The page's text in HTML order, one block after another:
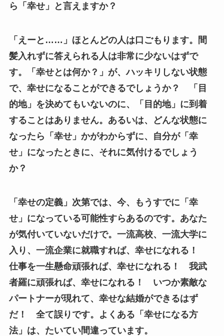
ら「幸せ」と言えますか？
「えーと……」ほとんどの人は口ごもります。間
髪入れずに答えられる人は非常に少ないはずで
す。「幸せとは何か？」が、ハッキリしない状態
で、幸せになることができるでしょうか？ 「目
的地」を決めてもいないのに、「目的地」に到着
することはありません。あるいは、どんな状態に
なったら「幸せ」かがわからずに、自分が「幸
せ」になったときに、それに気付けるでしょう
か？
「幸せの定義」次第では、今、もうすでに「幸
せ」になっている可能性すらあるのです。あなた
が気付いていないだけで。一流高校、一流大学に
入り、一流企業に就職すれば、幸せになれる！
仕事を一生懸命頑張れば、幸せになれる！ 我武
者羅に頑張れば、幸せになれる！ いつか素敵な
パートナーが現れて、幸せな結婚ができるはず
だ！ 全て誤りです。よくある「幸せになる方
法」は、たいてい間違っています。